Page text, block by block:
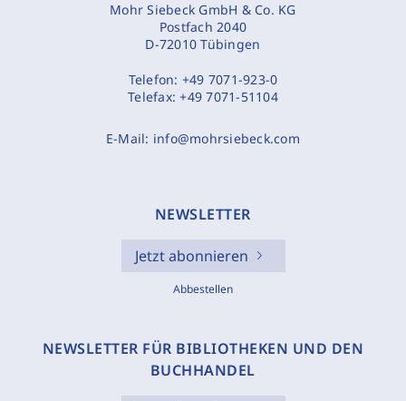
Mohr Siebeck GmbH & Co. KG
Postfach 2040
D-72010 Tübingen
Telefon: +49 7071-923-0
Telefax:+49 7071-51104
E-Mail: info@mohrsiebeck.com
NEWSLETTER
Jetzt abonnieren
Abbestellen
NEWSLETTER FÜR BIBLIOTHEKEN UND DEN
BUCHHANDEL